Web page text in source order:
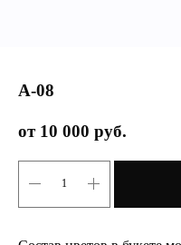
А-08
10 000 руб.